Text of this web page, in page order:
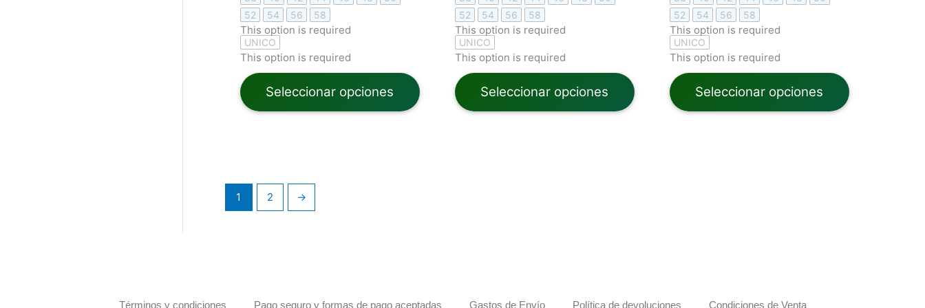
52
54 56 58
This option is required
UNICO
This option is required
Seleccionar opciones
52
54 56 58
This option is required
UNICO
This option is required
Seleccionar opciones
52
54 56 58
This option is required
UNICO
This option is required
Seleccionar opciones
1 2 →
Términos y condiciones Pago seguro y formas de pago aceptadas Gastos de Envío Política de devoluciones Condiciones de Venta